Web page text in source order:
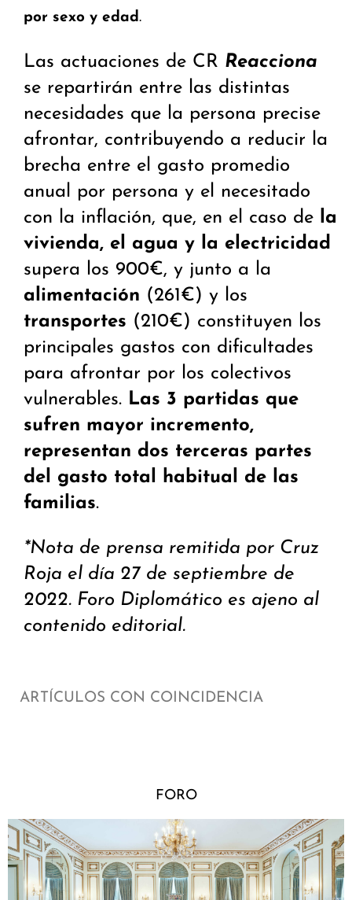
por sexo y edad.
Las actuaciones de CR Reacciona
se repartirán entre las distintas
necesidades que la persona precise
afrontar, contribuyendo a reducir la
brecha entre el gasto promedio
anual por persona y el necesitado
con la inflación, que, en el caso de la
vivienda, el agua y la electricidad
supera los 900€, y junto a la
alimentación (261€) y los
transportes (210€) constituyen los
principales gastos con dificultades
para afrontar por los colectivos
vulnerables. Las 3 partidas que
sufren mayor incremento,
representan dos terceras partes
del gasto total habitual de las
familias.
*Nota de prensa remitida por Cruz
Roja el día 27 de septiembre de
2022. Foro Diplomático es ajeno al
contenido editorial.
ARTÍCULOS CON COINCIDENCIA
FORO